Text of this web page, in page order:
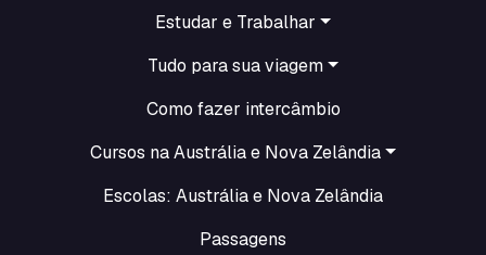
Estudar e Trabalhar
Tudo para sua viagem
Como fazer intercâmbio
Cursos na Austrália e Nova Zelândia
Escolas: Austrália e Nova Zelândia
Passagens